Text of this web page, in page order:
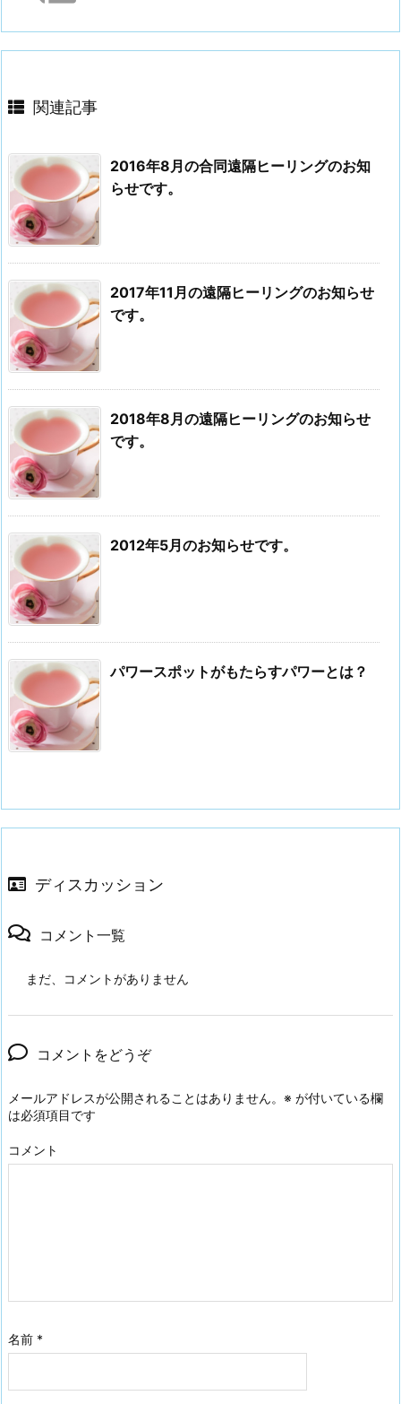
関連記事
2016年8月の合同遠隔ヒーリングのお知
らせです。
2017年11月の遠隔ヒーリングのお知らせ
です。
2018年8月の遠隔ヒーリングのお知らせ
です。
2012年5月のお知らせです。
パワースポットがもたらすパワーとは？
ディスカッション
コメント一覧
まだ、コメントがありません
コメントをどうぞ
メールアドレスが公開されることはありません。 ※ が付いている欄
は必須項目です
コメント
名前 *